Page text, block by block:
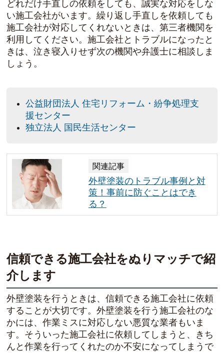
どれだけ手直しの依頼をしても、誠実な対応をしな
い施工会社がいます。繰り返し手直しを依頼しても
施工会社が対応してくれないときは、第三者機関を
利用してください。施工会社とトラブルになったと
きは、泣き寝入りせず次の機関や弁護士に相談しま
しょう。
公益財団法人 住宅リフォーム・紛争処理支
援センター
独立法人 国民生活センター
関連記事
外壁塗装のトラブル事例と対
策！事前に防ぐことはでき
る？
信頼できる施工会社をぬりマッチで紹
介します
外壁塗装を行うときは、信頼できる施工会社に依頼
することが大切です。外壁塗装を行う施工会社のな
かには、作業ミスに対応しない悪質な業者もいま
す。そういった施工会社に依頼してしまうと、きち
んと作業を行ってくれたのか不安になってしまうで